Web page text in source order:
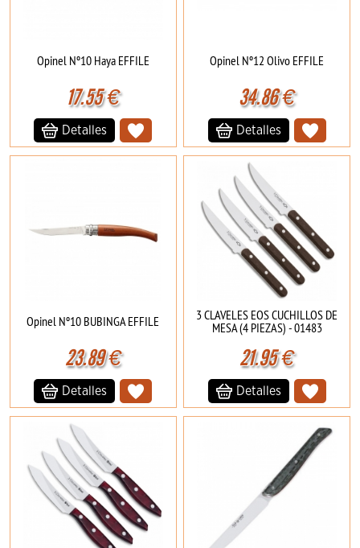
Opinel Nº10 Haya EFFILE
17.55€
Detalles
Opinel Nº12 Olivo EFFILE
34.86€
Detalles
Opinel Nº10 BUBINGA EFFILE
23.89€
Detalles
3 CLAVELES EOS CUCHILLOS DE
MESA (4 PIEZAS) - 01483
21.95€
Detalles